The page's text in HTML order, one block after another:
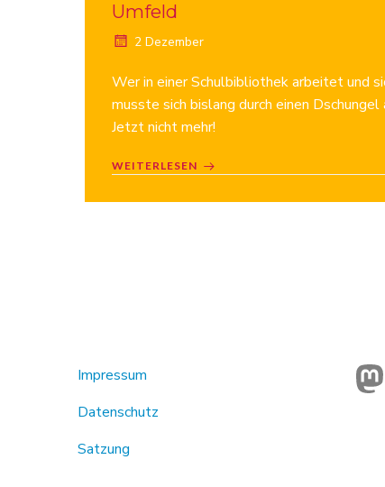
Umfeld
2 Dezember
Wer in einer Schulbibliothek arbeitet und
musste sich bislang durch einen
Jetzt nicht mehr!
WEITERLESEN
Impressum
Datenschutz
Satzung